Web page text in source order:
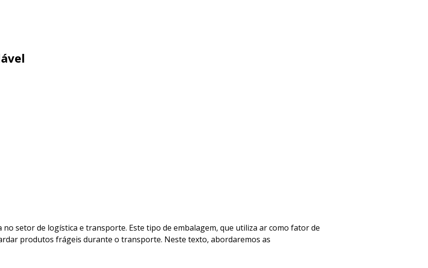
setor de logística e transporte. Este tipo de embalagem, que utiliza ar como fator de
produtos frágeis durante o transporte. Neste texto, abordaremos as